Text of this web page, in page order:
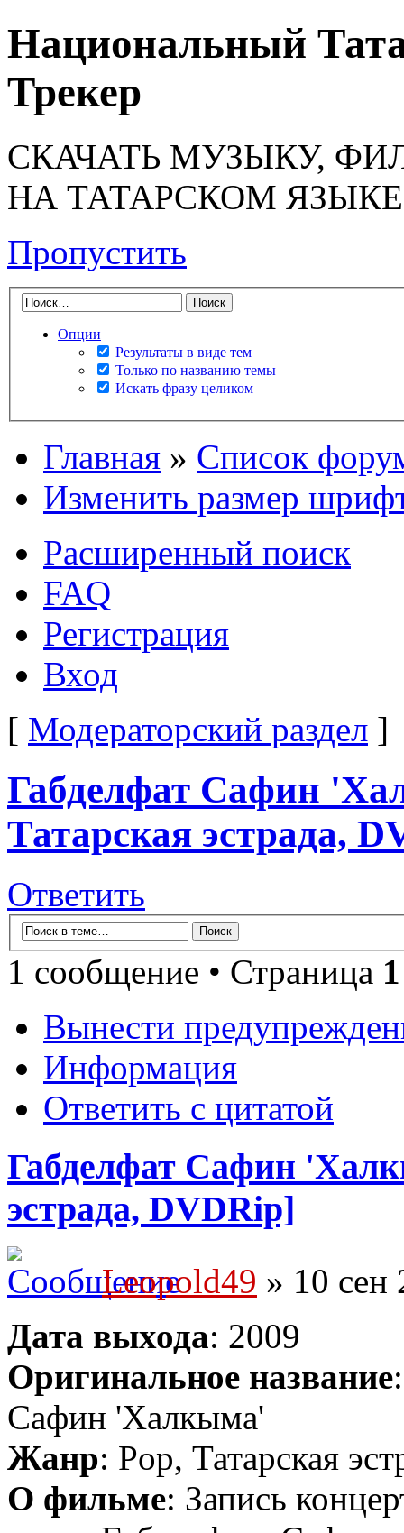
Национальный
Трекер
СКАЧАТЬ МУЗЫКУ,
НА ТАТАРСКОМ ЯЗЫКЕ
Пропустить
Опции
Результаты в виде тем
Только по названию темы
Искать фразу целиком
Главная » Список
Изменить размер
Расширенный поиск
FAQ
Регистрация
Вход
[ Модераторский раздел ]
Габделфат Сафин
Татарская эстрада,
Ответить
1 сообщение • Страница 1
Вынести
Информация
Ответить с цитатой
Габделфат Сафин
эстрада, DVDRip]
Leopold49 » 10 сен
Дата выхода: 2009
Оригинальное название
Сафин 'Халкыма'
Жанр: Pop, Татарская
О фильме: Запись